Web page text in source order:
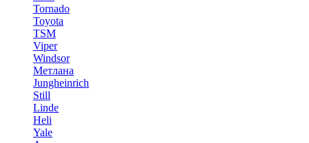
Tornado
Toyota
TSM
Viper
Windsor
Метлана
Jungheinrich
Still
Linde
Heli
Yale